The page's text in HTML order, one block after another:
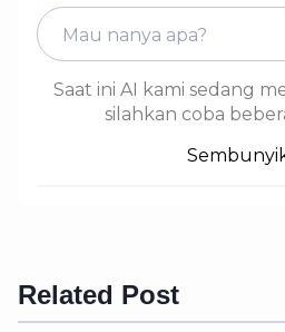
Saat ini AI kami sedang
silahkan coba
Related Post